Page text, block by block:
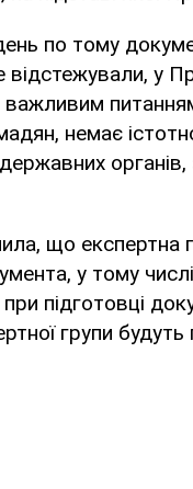
по тому
у
немає
органів,
що
у тому
підготовці
групи